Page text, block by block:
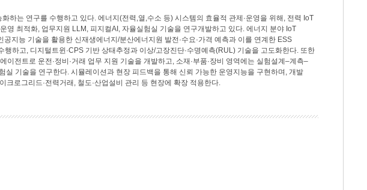
하는 연구를 수행하고 있다. 에너지(전력,열,수소 등) 시스템의 효율적 관제·운영을 위해, 전력 IoT
영 최적화, 업무지원 LLM, 피지컬AI, 자율실험실 기술을 연구개발하고 있다. 에너지 분야 IoT
지능 기술을 활용한 신재생에너지/분산에너지원 발전·수요·가격 예측과 이를 연계한 ESS
행하고, 디지털트윈·CPS 기반 상태추정과 이상/고장진단·수명예측(RUL) 기술을 고도화한다. 또한
이전트로 운전·정비·거래 업무 지원 기술을 개발하고, 소재·부품·장비 영역에는 실험설계–계측–
실 기술을 연구한다. 시뮬레이션과 현장 피드백을 통해 신뢰 가능한 운영지능을 구현하며, 개발
크로그리드·전력거래, 철도·산업설비 관리 등 현장에 확장 적용한다.